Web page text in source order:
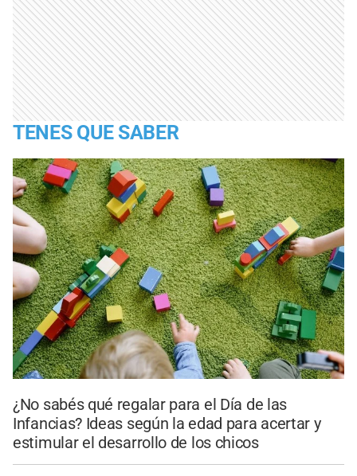
TENES QUE SABER
¿No sabés qué regalar para el Día de las
Infancias? Ideas según la edad para acertar y
estimular el desarrollo de los chicos